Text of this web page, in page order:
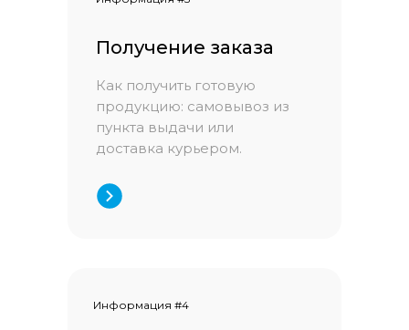
Информация #4
Как получить готовую
продукцию: самовывоз из
пункта выдачи или
доставка курьером.
Получение заказа